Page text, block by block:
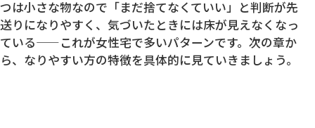
つは小さな物なので「まだ捨てなくていい」と判断が先
送りになりやすく、気づいたときには床が見えなくなっ
ている——これが女性宅で多いパターンです。次の章か
ら、なりやすい方の特徴を具体的に見ていきましょう。